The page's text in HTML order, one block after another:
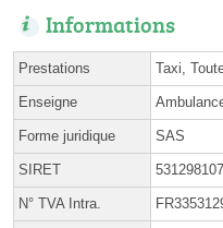
Informations
Prestations Taxi,
Enseigne
Forme juridique SAS
SIRET
N° TVA Intra.